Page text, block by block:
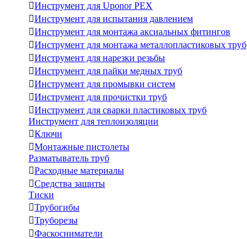
Инструмент для Uponor PEX
Инструмент для испытания давлением
Инструмент для монтажа аксиальных фитингов
Инструмент для монтажа металлопластиковых труб
Инструмент для нарезки резьбы
Инструмент для пайки медных труб
Инструмент для промывки систем
Инструмент для прочистки труб
Инструмент для сварки пластиковых труб
Инструмент для теплоизоляции
Ключи
Монтажные пистолеты
Разматыватель труб
Расходные материалы
Средства защиты
Тиски
Трубогибы
Труборезы
Фаскосниматели